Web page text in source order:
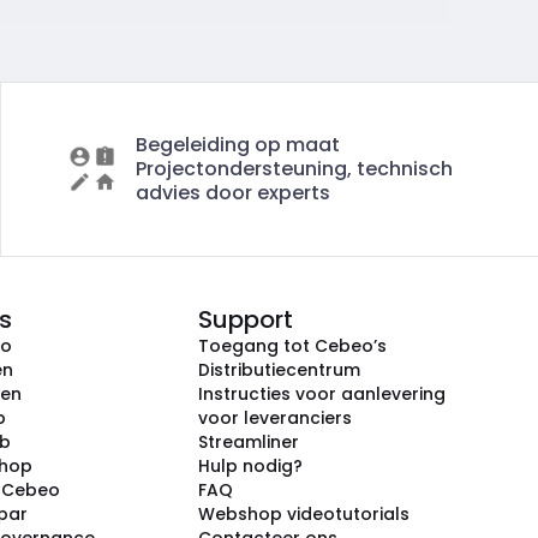
Begeleiding op maat
Projectondersteuning, technisch
advies door experts
Support
Toegang tot Cebeo’s
Distributiecentrum
Instructies voor aanlevering
voor leveranciers
Streamliner
Hulp nodig?
FAQ
Webshop videotutorials